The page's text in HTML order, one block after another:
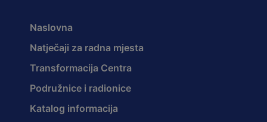
Naslovna
Natječaji za radna mjesta
Transformacija Centra
Podružnice i radionice
Katalog informacija